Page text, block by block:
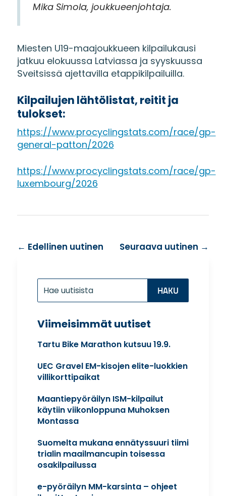
Mika Simola, joukkueenjohtaja.
Miesten U19-maajoukkueen kilpailukausi
jatkuu elokuussa Latviassa ja syyskuussa
Sveitsissä ajettavilla etappikilpailuilla.
Kilpailujen lähtölistat, reitit ja
tulokset:
https://www.procyclingstats.com/race/gp-
general-patton/2026
https://www.procyclingstats.com/race/gp-
luxembourg/2026
← Edellinen uutinen Seuraava uutinen →
Etsi:
for...
Viimeisimmät uutiset
Tartu Bike Marathon kutsuu 19.9.
UEC Gravel EM-kisojen elite-luokkien
villikorttipaikat
Maantiepyöräilyn ISM-kilpailut
käytiin viikonloppuna Muhoksen
Montassa
Suomelta mukana ennätyssuuri tiimi
trialin maailmancupin toisessa
osakilpailussa
e-pyöräilyn MM-karsinta – ohjeet